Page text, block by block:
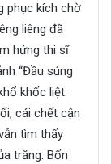
phục kích chờ
liêng đã
hứng thi sĩ
“Đầu súng
khốc liệt:
cái chết cận
tìm thấy
trăng. Bốn